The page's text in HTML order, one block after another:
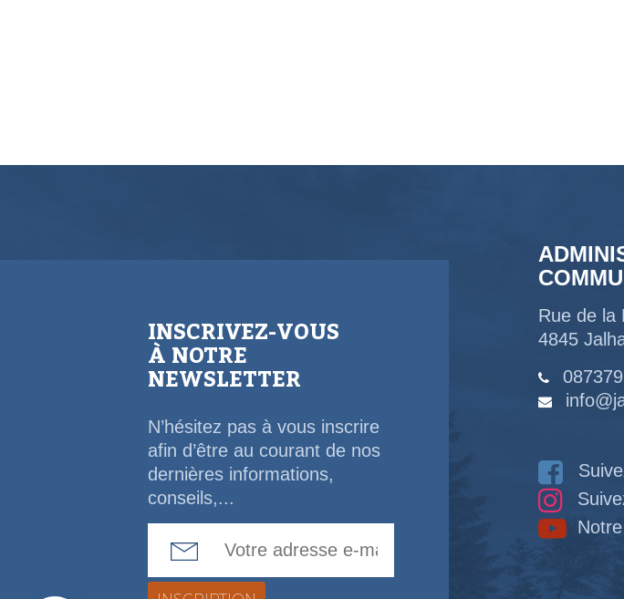
INSCRIVEZ-VOUS
À NOTRE
NEWSLETTER
N’hésitez pas à vous inscrire
afin d’être au courant de nos
dernières informations,
conseils,...
Rue de la
4845